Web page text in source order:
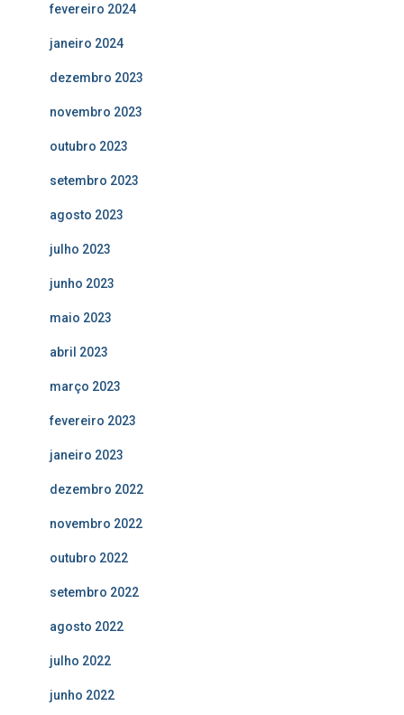
fevereiro 2024
janeiro 2024
dezembro 2023
novembro 2023
outubro 2023
setembro 2023
agosto 2023
julho 2023
junho 2023
maio 2023
abril 2023
março 2023
fevereiro 2023
janeiro 2023
dezembro 2022
novembro 2022
outubro 2022
setembro 2022
agosto 2022
julho 2022
junho 2022